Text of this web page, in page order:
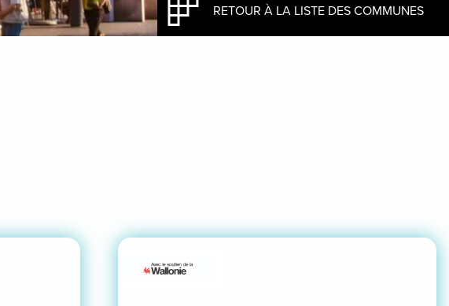
RETOUR À LA LISTE DES COMMUNES